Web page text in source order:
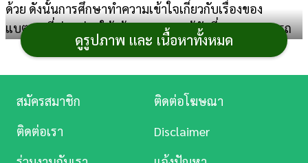
ด้วย ดังนั้นการศึกษาทำความเข้าใจเกี่ยวกับเรื่องของ
แบตเตอรี่ ย่อมช่วยให้เจ้าของรถและผู้ขับขี่ทุกคน สามารถ
ใช้งานรถยนต์ รวมถึงดูแลรักษาในส่วนต่าง ๆ ได้อย่างถูกต้อง
ดูรูปภาพ และ เนื้อหาทั้งหมด
ดู
หนัง
สมัครสมาชิก
ติดต่อโฆษณา
ติดต่อเรา
Disclaimer